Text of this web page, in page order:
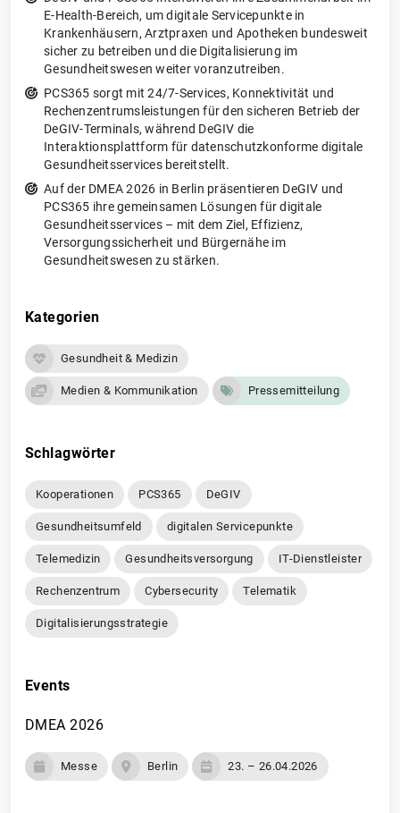
E-Health-Bereich, um digitale Servicepunkte in
Krankenhäusern, Arztpraxen und Apotheken bundesweit
sicher zu betreiben und die Digitalisierung im
Gesundheitswesen weiter voranzutreiben.
PCS365 sorgt mit 24/7-Services, Konnektivität und
Rechenzentrumsleistungen für den sicheren Betrieb der
DeGIV-Terminals, während DeGIV die
Interaktionsplattform für datenschutzkonforme digitale
Gesundheitsservices bereitstellt.
Auf der DMEA 2026 in Berlin präsentieren DeGIV und
PCS365 ihre gemeinsamen Lösungen für digitale
Gesundheitsservices – mit dem Ziel, Effizienz,
Versorgungssicherheit und Bürgernähe im
Gesundheitswesen zu stärken.
Kategorien
Gesundheit & Medizin
Medien & Kommunikation Pressemitteilung
Schlagwörter
Kooperationen PCS365 DeGIV
Gesundheitsumfeld digitalen Servicepunkte
Telemedizin Gesundheitsversorgung IT-Dienstleister
Rechenzentrum Cybersecurity Telematik
Digitalisierungsstrategie
Events
DMEA 2026
Messe Berlin 23. – 26.04.2026